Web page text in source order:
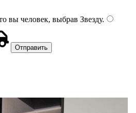
вы человек, выбрав Звезду.